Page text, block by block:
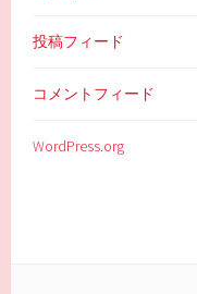
投稿フィード
コメントフィード
WordPress.org